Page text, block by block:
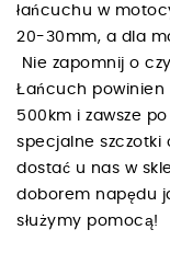
łańcuchu w
20-30mm, a dla
Nie zapomnij o
Łańcuch powinien
500km i zawsze
specjalne szczotki
dostać u nas w
doborem napędu
służymy pomocą!